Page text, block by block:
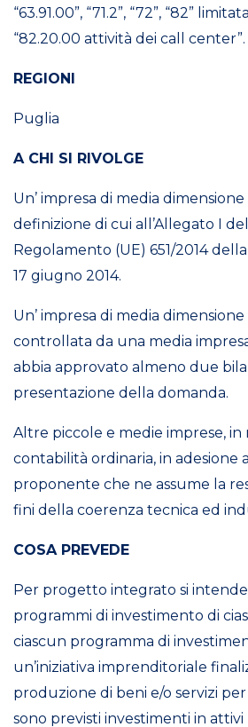
“63.91.00”, “71.2”, “72”, “82”
“82.20.00 attività dei call center”.
REGIONI
Puglia
A CHI SI RIVOLGE
Un’ impresa di media
definizione di cui all’Allegato I del
Regolamento (UE) 651/2014
17 giugno 2014.
Un’ impresa di media
controllata da una media
abbia approvato almeno due
presentazione della domanda.
Altre piccole e medie imprese, in
contabilità ordinaria, in adesione
proponente che ne assume la
fini della coerenza tecnica ed
COSA PREVEDE
Per progetto integrato si
programmi di investimento di
ciascun programma di
un’iniziativa imprenditoriale
produzione di beni e/o servizi
sono previsti investimenti in attivi